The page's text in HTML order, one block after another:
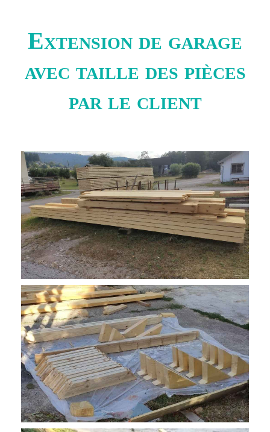
Extension de garage
avec taille des pièces
par le client